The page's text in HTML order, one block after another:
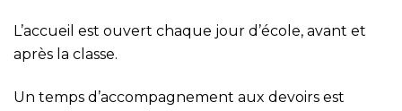
L’accueil est ouvert chaque jour d’école, avant et
après la classe.
Un temps d’accompagnement aux devoirs est